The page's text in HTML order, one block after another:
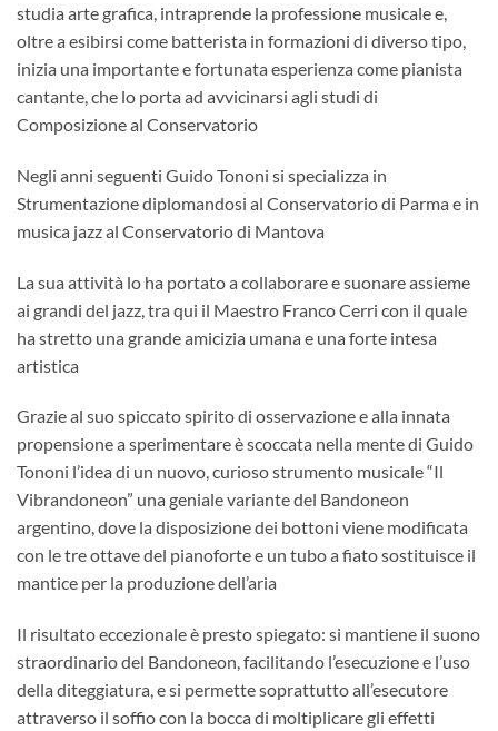
studia arte grafica, intraprende la professione musicale e,
oltre a esibirsi come batterista in formazioni di diverso tipo,
inizia una importante e fortunata esperienza come pianista
cantante, che lo porta ad avvicinarsi agli studi di
Composizione al Conservatorio
Negli anni seguenti Guido Tononi si specializza in
Strumentazione diplomandosi al Conservatorio di Parma e in
musica jazz al Conservatorio di Mantova
La sua attività lo ha portato a collaborare e suonare assieme
ai grandi del jazz, tra qui il Maestro Franco Cerri con il quale
ha stretto una grande amicizia umana e una forte intesa
artistica
Grazie al suo spiccato spirito di osservazione e alla innata
propensione a sperimentare è scoccata nella mente di Guido
Tononi l’idea di un nuovo, curioso strumento musicale “Il
Vibrandoneon” una geniale variante del Bandoneon
argentino, dove la disposizione dei bottoni viene modificata
con le tre ottave del pianoforte e un tubo a fiato sostituisce il
mantice per la produzione dell’aria
Il risultato eccezionale è presto spiegato: si mantiene il suono
straordinario del Bandoneon, facilitando l’esecuzione e l’uso
della diteggiatura, e si permette soprattutto all’esecutore
attraverso il soffio con la bocca di moltiplicare gli effetti